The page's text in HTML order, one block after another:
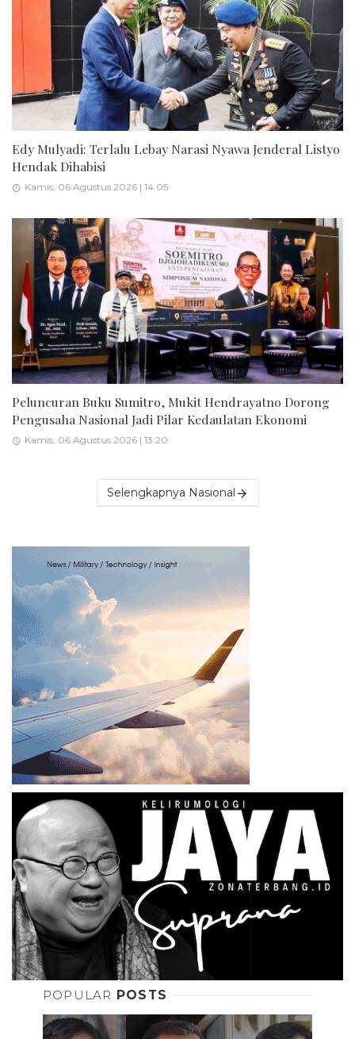
Edy Mulyadi: Terlalu Lebay Narasi Nyawa Jenderal Listyo
Hendak Dihabisi
Kamis, 06 Agustus 2026 | 14:05
Peluncuran Buku Sumitro, Mukit Hendrayatno Dorong
Pengusaha Nasional Jadi Pilar Kedaulatan Ekonomi
Kamis, 06 Agustus 2026 | 13:20
Selengkapnya Nasional
POPULAR POSTS